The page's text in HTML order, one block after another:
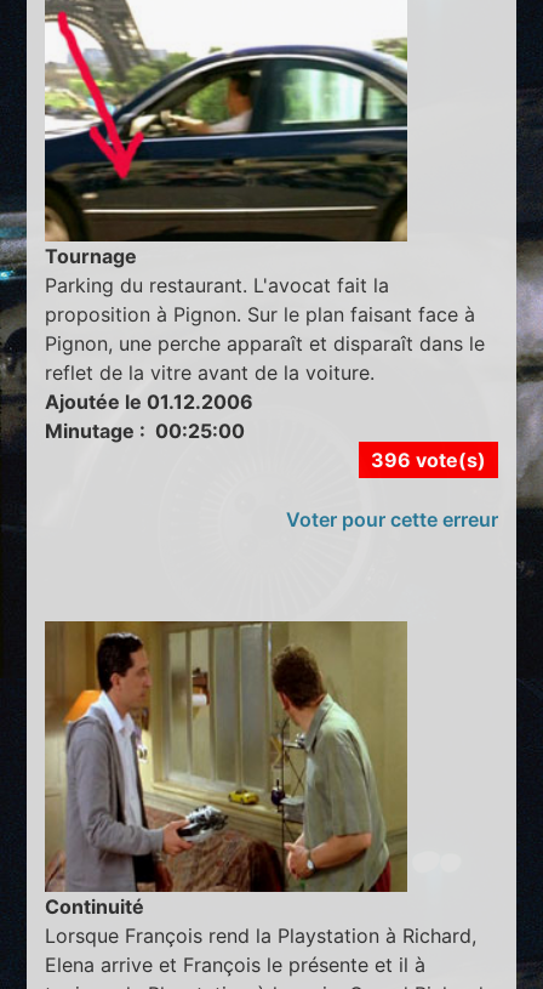
Tournage
Parking du restaurant. L'avocat fait la
proposition à Pignon. Sur le plan faisant face à
Pignon, une perche apparaît et disparaît dans le
reflet de la vitre avant de la voiture.
Ajoutée le 01.12.2006
Minutage : 00:25:00
396 vote(s)
Voter pour cette erreur
Continuité
Lorsque François rend la Playstation à Richard,
Elena arrive et François le présente et il à